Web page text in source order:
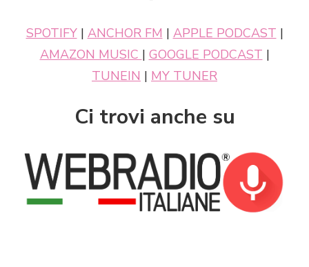
SPOTIFY| ANCHOR FM | APPLE PODCAST |
AMAZON MUSIC | GOOGLE PODCAST |
TUNEIN | MY TUNER
Ci trovi anche su